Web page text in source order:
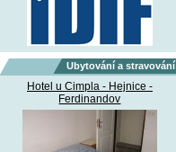
Ubytování a stravování
Hotel u Cimpla - Hejnice -
Ferdinandov